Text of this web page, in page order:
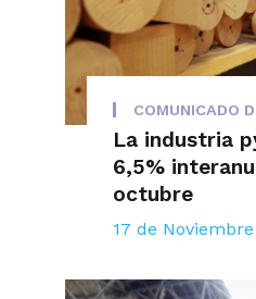
COMUNICADO
La industria
6,5%
octubre
17 de